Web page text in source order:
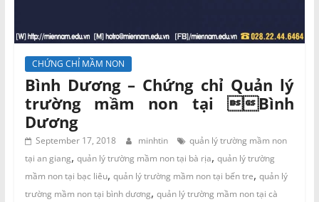
CHỨNG CHỈ MẦM NON
Bình Dương – Chứng chỉ Quản lý
trường mầm non tại Bình
Dương
September 17, 2018 minhtin
quản lý trường mầm non
tại an giang, quản lý trường mầm non tại bà rịa, quản lý trường
mầm non tại bạc liêu, quản lý trường mầm non tại bến tre, quản lý
trường mầm non tại bình dương, quản lý trường mầm non tại cà